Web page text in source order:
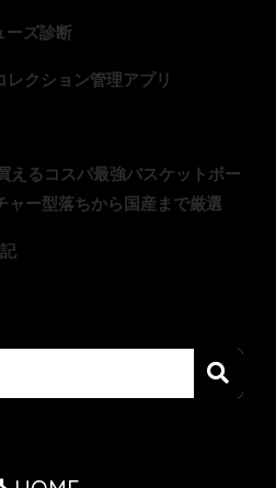
ーズ診断
クション管理アプリ
えるコスパ最強バスケットボー
ャー型落ちから国産まで厳選